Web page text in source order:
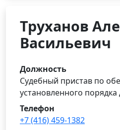
Труханов
Васильевич
Должность
Судебный пристав по
установленного порядка
Телефон
+7 (416) 459-1382